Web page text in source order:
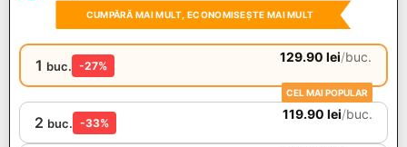
CUMPĂRĂ MAI MULT, ECONOMISEȘTE MAI MULT
1 buc. -27%
129.90lei/buc.
CEL MAI POPULAR
2 buc. -33%
119.90lei/buc.